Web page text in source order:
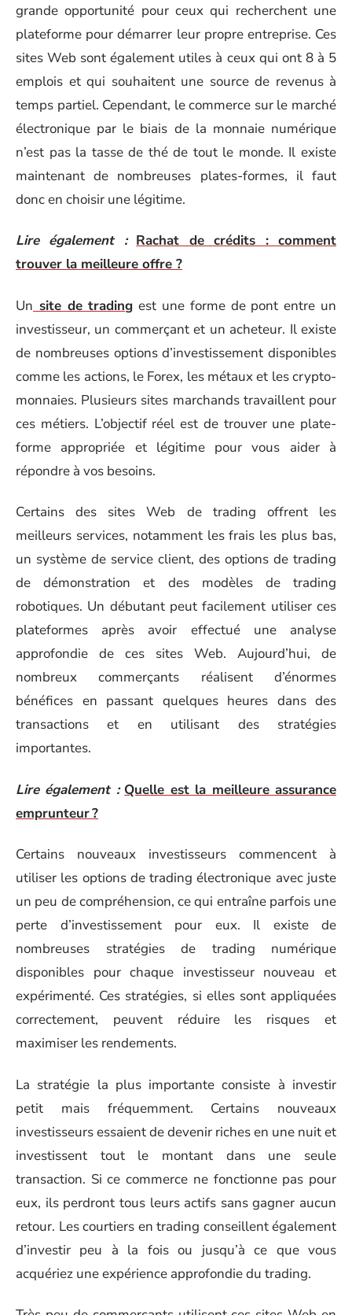
grande opportunité pour ceux qui recherchent une
plateforme pour démarrer leur propre entreprise. Ces
sites Web sont également utiles à ceux qui ont 8 à 5
emplois et qui souhaitent une source de revenus à
temps partiel. Cependant, le commerce sur le marché
électronique par le biais de la monnaie numérique
n’est pas la tasse de thé de tout le monde. Il existe
maintenant de nombreuses plates-formes, il faut
donc en choisir une légitime.
Lire également : Rachat de crédits : comment
trouver la meilleure offre ?
Un site de trading est une forme de pont entre un
investisseur, un commerçant et un acheteur. Il existe
de nombreuses options d’investissement disponibles
comme les actions, le Forex, les métaux et les crypto-
monnaies. Plusieurs sites marchands travaillent pour
ces métiers. L’objectif réel est de trouver une plate-
forme appropriée et légitime pour vous aider à
répondre à vos besoins.
Certains des sites Web de trading offrent les
meilleurs services, notamment les frais les plus bas,
un système de service client, des options de trading
de démonstration et des modèles de trading
robotiques. Un débutant peut facilement utiliser ces
plateformes après avoir effectué une analyse
approfondie de ces sites Web. Aujourd’hui, de
nombreux commerçants réalisent d’énormes
bénéfices en passant quelques heures dans des
transactions et en utilisant des stratégies
importantes.
Lire également : Quelle est la meilleure assurance
emprunteur ?
Certains nouveaux investisseurs commencent à
utiliser les options de trading électronique avec juste
un peu de compréhension, ce qui entraîne parfois une
perte d’investissement pour eux. Il existe de
nombreuses stratégies de trading numérique
disponibles pour chaque investisseur nouveau et
expérimenté. Ces stratégies, si elles sont appliquées
correctement, peuvent réduire les risques et
maximiser les rendements.
La stratégie la plus importante consiste à investir
petit mais fréquemment. Certains nouveaux
investisseurs essaient de devenir riches en une nuit et
investissent tout le montant dans une seule
transaction. Si ce commerce ne fonctionne pas pour
eux, ils perdront tous leurs actifs sans gagner aucun
retour. Les courtiers en trading conseillent également
d’investir peu à la fois ou jusqu’à ce que vous
acquériez une expérience approfondie du trading.